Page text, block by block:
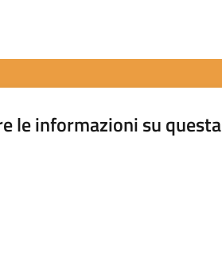
le informazioni su questa